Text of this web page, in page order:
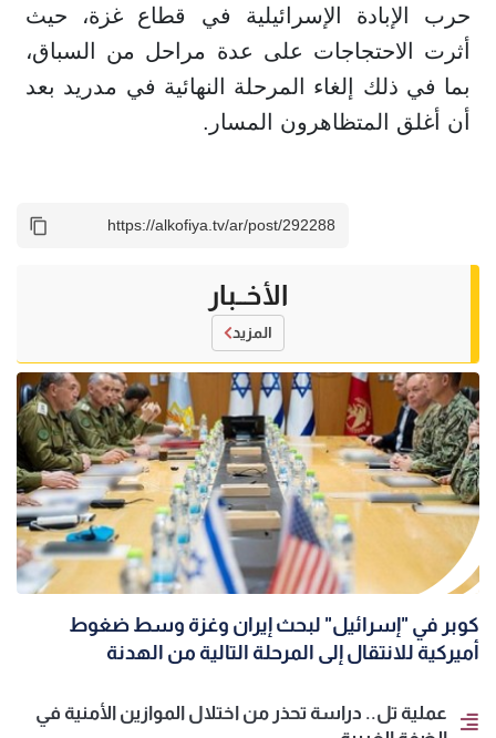
حرب الإبادة الإسرائيلية في قطاع غزة، حيث
أثرت الاحتجاجات على عدة مراحل من السباق،
بما في ذلك إلغاء المرحلة النهائية في مدريد بعد
أن أغلق المتظاهرون المسار.
الأخــبار
المزيد
كوبر في "إسرائيل" لبحث إيران وغزة وسط ضغوط
أميركية للانتقال إلى المرحلة التالية من الهدنة
عملية تل.. دراسة تحذر من اختلال الموازين الأمنية في